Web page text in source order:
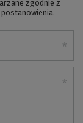
zgodnie z
postanowienia.